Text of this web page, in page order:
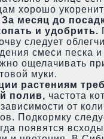
хорошо
За месяц до
и удобрить.
следует
смеси песка
ощелачивать
муки.
растениям
полив, частота
от
Подкормку
появятся